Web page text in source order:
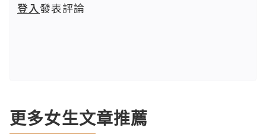
登入發表評論
更多女生文章推薦